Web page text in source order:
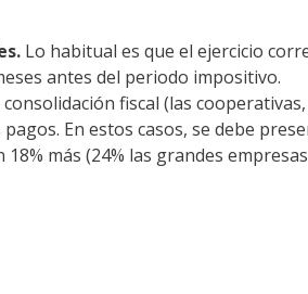
Lo habitual es que el ejercicio
antes del periodo impositivo.
fiscal (las
En estos casos, se debe
más (24% las grandes